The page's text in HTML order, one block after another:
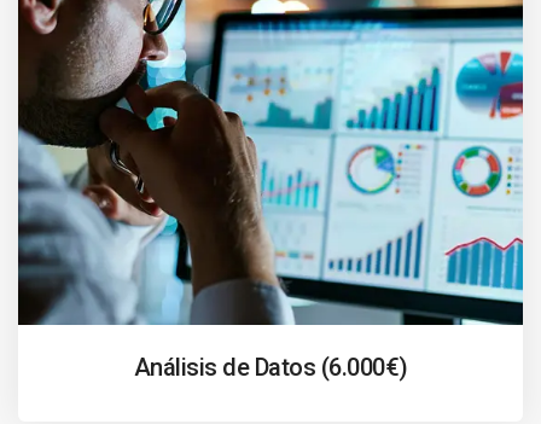
Análisis de Datos (6.000€)